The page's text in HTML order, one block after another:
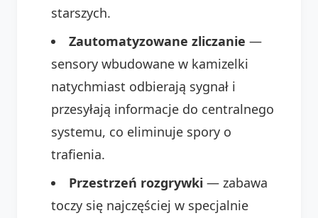
starszych.
Zautomatyzowane zliczanie —
sensory wbudowane w kamizelki
natychmiast odbierają sygnał i
przesyłają informacje do centralnego
systemu, co eliminuje spory o
trafienia.
Przestrzeń rozgrywki — zabawa
toczy się najczęściej w specjalnie